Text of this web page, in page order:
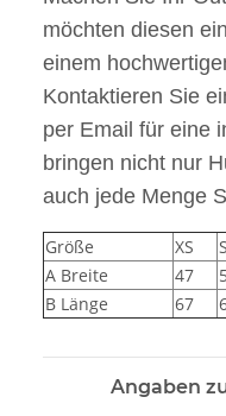
möchten diesen
einem
Kontaktieren Sie
per Email für eine
bringen nicht nur
auch jede Menge
Größe XS S
A Breite
47
B Länge
67
Angaben